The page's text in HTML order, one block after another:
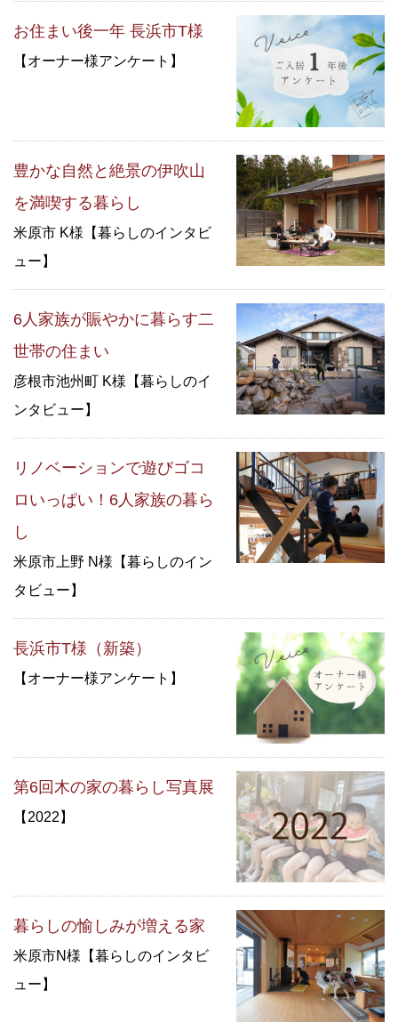
お住まい後一年 長浜市T様
【オーナー様アンケート】
豊かな自然と絶景の伊吹山
を満喫する暮らし
米原市 K様【暮らしのインタビ
ュー】
6人家族が賑やかに暮らす二
世帯の住まい
彦根市池州町 K様【暮らしのイ
ンタビュー】
リノベーションで遊びゴコ
ロいっぱい！6人家族の暮ら
し
米原市上野 N様【暮らしのイン
タビュー】
長浜市T様（新築）
【オーナー様アンケート】
第6回木の家の暮らし写真展
【2022】
暮らしの愉しみが増える家
米原市N様【暮らしのインタビ
ュー】